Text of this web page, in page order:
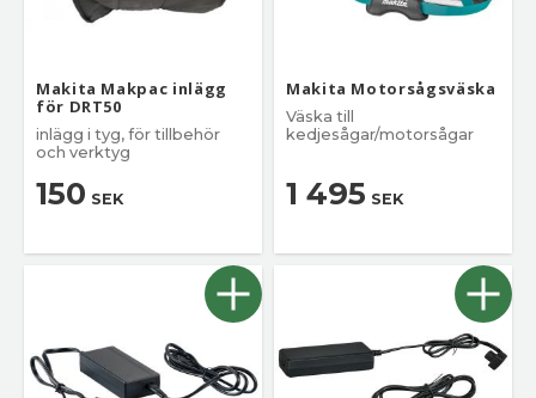
Makita Makpac inlägg
för DRT50
inlägg i tyg, för tillbehör
och verktyg
150 SEK
Makita Motorsågsväska
Väska till
kedjesågar/motorsågar
1 495 SEK